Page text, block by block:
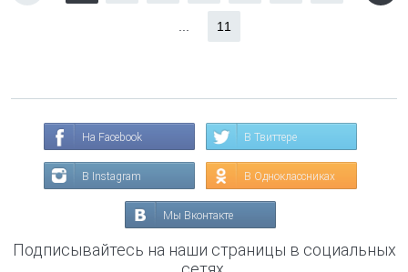
11
На Facebook В Твиттере
В Instagram В Одноклассниках
Мы Вконтакте
Подписывайтесь на наши страницы в социальных